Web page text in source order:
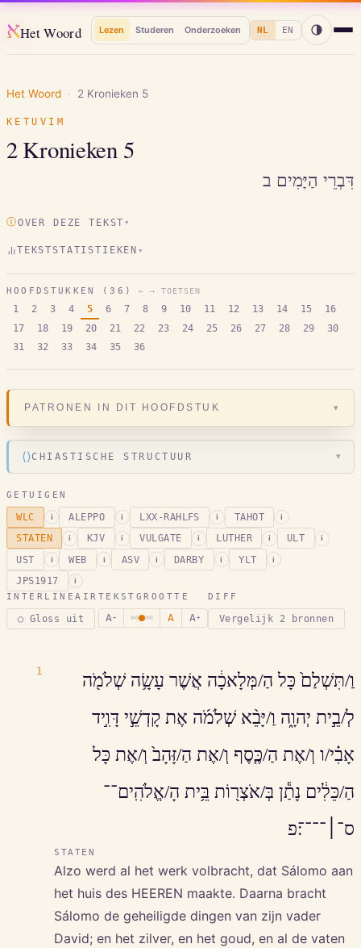
אHet Woord Lezen Studeren Onderzoeken NL EN
Het Woord · 2 Kronieken 5
KETUVIM
2 Kronieken 5
דִּבְרֵי הַיָּמִים ב
ⒾOVER DEZE TEKST ▾
TEKSTSTATISTIEKEN ▾
HOOFDSTUKKEN (36 ) ← → TOETSEN
1 2 3 4 5 6 7 8 9 10 11 12 13 14 15
16
17
18 19 20 21 22 23 24 25 26 27 28 29
30
31
32 33 34 35 36
PATRONEN IN DIT HOOFDSTUK ▾
⟨⟩CHIASTISCHE STRUCTUUR ▾
GETUIGEN
WLC i ALEPPO i LXX-RAHLFS i TAHOT i
STATEN i KJV i VULGATE i LUTHER i ULT i
UST i WEB i ASV i DARBY i YLT i
JPS1917 i
INTERLINEAIR
○ Gloss uit
TEKSTGROOTTE
A− A A+
DIFF
Vergelijk 2 bronnen
1
וַ/תִּשְׁלַם֙ כָּל הַ/מְּלָאכָ֔ה אֲשֶׁר עָשָׂ֥ה שְׁלֹמֹ֖ה
לְ/בֵ֣ית יְהוָ֑ה וַ/יָּבֵ֨א שְׁלֹמֹ֜ה אֶת קָדְשֵׁ֣י דָּוִ֣יד
אָבִ֗י/ו וְ/אֶת הַ/כֶּ֤סֶף וְ/אֶת הַ/זָּהָב֙ וְ/אֶת כָּל
הַ/כֵּלִ֔ים נָתַ֕ן בְּ/אֹצְר֖וֹת בֵּ֥ית הָ/אֱלֹהִֽים־־
ס־׀־־־־׃פ
STATEN
Alzo werd al het werk volbracht, dat Sálomo aan
het huis des HEEREN maakte. Daarna bracht
Sálomo de geheiligde dingen van zijn vader
David; en het zilver, en het goud, en al de vaten